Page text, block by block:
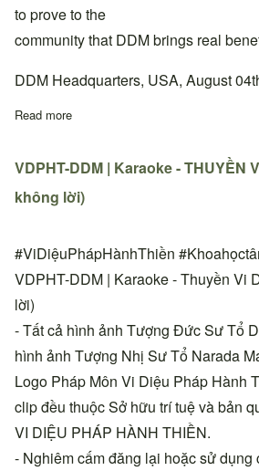
to prove to the
community that DDM brings real
DDM Headquarters, USA, August
Read more
VDPHT-DDM | Karaoke - THUYỀN
không lời)
#ViDiệuPhápHànhThiền
VDPHT-DDM | Karaoke - Thuyền Vi
lời)
- Tất cả hình ảnh Tượng Đức Sư Tổ
hình ảnh Tượng Nhị Sư Tổ Narada
Logo Pháp Môn Vi Diệu Pháp Hành
clip đều thuộc Sở hữu trí tuệ và bản
VI DIỆU PHÁP HÀNH THIỀN.
- Nghiêm cấm đăng lại hoặc sử dụng